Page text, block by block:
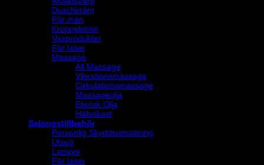
Duschkräm
För män
Kroppslotion
Vaxprodukter
För laser
Massage
All Massage
Vibrationsmassage
Cirkulationsmassage
Massageolja
Eterisk Olja
Hälsokost
Salongstillbehör
Personlig Skyddsutrustning
Utsug
Lampor
För laser